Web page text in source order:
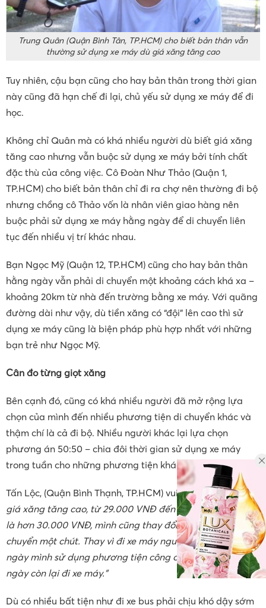
Trung Quân (Quận Bình Tân, TP.HCM) cho biết bản thân vẫn
thường sử dụng xe máy dù giá xăng tăng cao
Tuy nhiên, cậu bạn cũng cho hay bản thân trong thời gian
này cũng đã hạn chế đi lại, chủ yếu sử dụng xe máy để đi
học.
Không chỉ Quân mà có khá nhiều người dù biết giá xăng
tăng cao nhưng vẫn buộc sử dụng xe máy bởi tính chất
đặc thù của công việc. Cô Đoàn Như Thảo (Quận 1,
TP.HCM) cho biết bản thân chỉ đi ra chợ nên thường đi bộ
nhưng chồng cô Thảo vốn là nhân viên giao hàng nên
buộc phải sử dụng xe máy hằng ngày để di chuyển liên
tục đến nhiều vị trí khác nhau.
Bạn Ngọc Mỹ (Quận 12, TP.HCM) cũng cho hay bản thân
hằng ngày vẫn phải di chuyển một khoảng cách khá xa –
khoảng 20km từ nhà đến trường bằng xe máy. Với quãng
đường dài như vậy, dù tiền xăng có “đội” lên cao thì sử
dụng xe máy cũng là biện pháp phù hợp nhất với những
bạn trẻ như Ngọc Mỹ.
Cân đo từng giọt xăng
Bên cạnh đó, cũng có khá nhiều người đã mở rộng lựa
chọn của mình đến nhiều phương tiện di chuyển khác và
thậm chí là cả đi bộ. Nhiều người khác lại lựa chọn
phương án 50:50 – chia đôi thời gian sử dụng xe máy
trong tuần cho những phương tiện khác.
Tấn Lộc, (Quận Bình Thạnh, TP.HCM) vui vẻ chia sẻ:“Từ hồi
giá xăng tăng cao, từ 29.000 VNĐ đến thời điểm hiện tại
là hơn 30.000 VNĐ, mình cũng thay đổi phương án di
chuyển một chút. Thay vì đi xe máy nguyên 1 tuần thì 3
ngày mình sử dụng phương tiện công cộng là xe bus, 4
ngày còn lại đi xe máy.”
Dù có nhiều bất tiện như đi xe bus phải chịu khó dậy sớm